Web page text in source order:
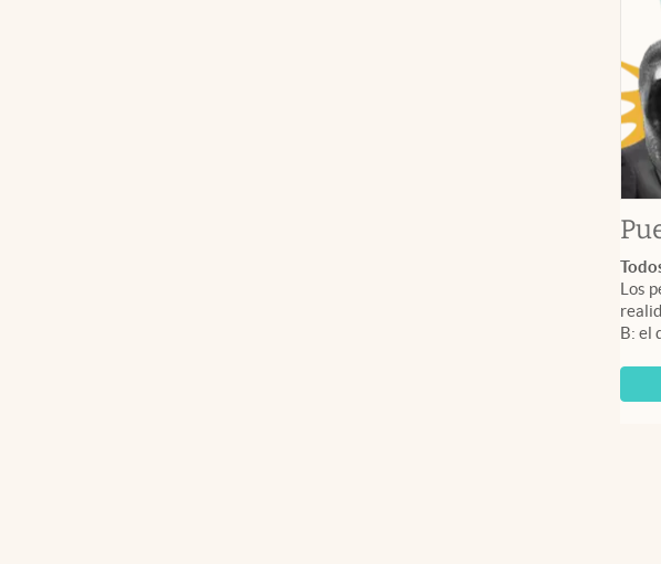
Los
B: el